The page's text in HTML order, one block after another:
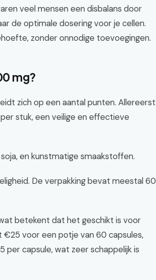
veel mensen een disbalans door
de optimale dosering voor je cellen.
zonder onnodige toevoegingen.
mg?
zich op een aantal punten. Allereerst
stuk, een veilige en effectieve
en kunstmatige smaakstoffen.
De verpakking bevat meestal 60
betekent dat het geschikt is voor
voor een potje van 60 capsules,
per capsule, wat zeer schappelijk is